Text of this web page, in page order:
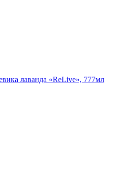
лаванда «ReLive», 777мл